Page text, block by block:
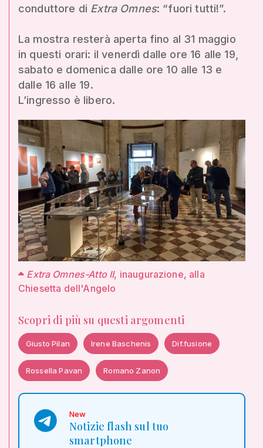
conduttore di Extra Omnes: “fuori tutti!”.
La mostra resterà aperta fino al 31 maggio
in questi orari: il venerdì dalle ore 16 alle 19,
sabato e domenica dalle ore 10 alle 13 e
dalle 16 alle 19.
L’ingresso è libero.
Extra Omnes-Atto II, inaugurazione, alla
Chiesetta dell'Angelo
Scopri di più su questi argomenti
Giusto Pilan Irene Baschenis Dif.fusione
Rossella Pavan Romano Zanon
New
Notizie flash sul tuo
smartphone